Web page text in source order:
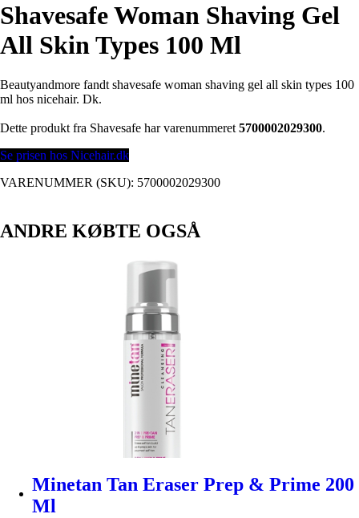
Shavesafe Woman Shaving Gel
All Skin Types 100 Ml
Beautyandmore fandt shavesafe woman shaving gel all skin types 100
ml hos nicehair. Dk.
Dette produkt fra Shavesafe har varenummeret 5700002029300.
Se prisen hos Nicehair.dk
VARENUMMER (SKU): 5700002029300
ANDRE KØBTE OGSÅ
Minetan Tan Eraser Prep & Prime 200
Ml